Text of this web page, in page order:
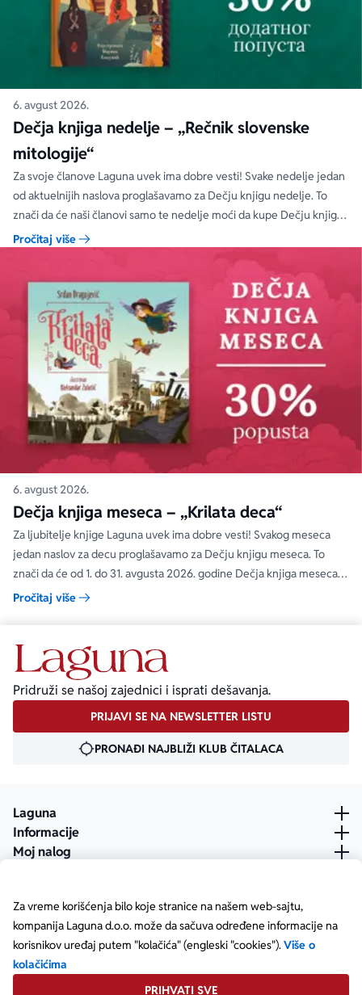
Za vreme korišćenja bilo koje stranice na našem web-sajtu,
kompanija Laguna d.o.o. može da sačuva određene informacije na
korisnikov uređaj putem "kolačića" (engleski "cookies").Više o
kolačićima
PRIHVATI SVE
6. avgust 2026.
Dečja knjiga nedelje – „Rečnik slovenske
mitologije“
Za svoje članove Laguna uvek ima dobre vesti! Svake nedelje jedan
od aktuelnijih naslova proglašavamo za Dečju knjigu nedelje. To
znači da će naši članovi samo te nedelje moći da kupe Dečju knjigu
nedelje sa specijalnim DODATNIM popustom od 30%.
Pročitaj više
6. avgust 2026.
Dečja knjiga meseca – „Krilata deca“
Za ljubitelje knjige Laguna uvek ima dobre vesti! Svakog meseca
jedan naslov za decu proglašavamo za Dečju knjigu meseca. To
znači da će od 1. do 31. avgusta 2026. godine Dečja knjiga meseca
moći da se kupi na specijalnom popustu od 30%. Uz ovaj popust ne
Pročitaj više
Pridruži se našoj zajednici i isprati dešavanja.
PRIJAVI SE NA NEWSLETTER LISTU
PRONAĐI NAJBLIŽI KLUB ČITALACA
Laguna
Informacije
Moj nalog